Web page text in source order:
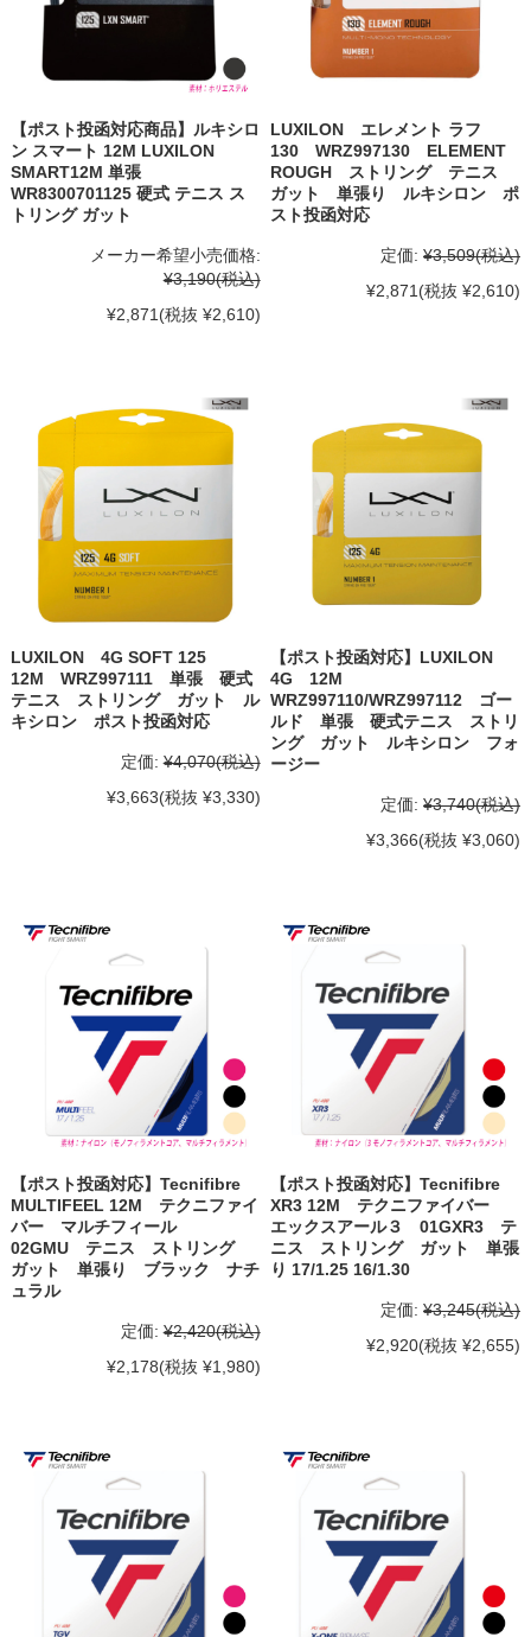
【ポスト投函対応商品】ルキシロ
ン スマート 12M LUXILON
SMART12M 単張
WR8300701125 硬式 テニス ス
トリング ガット
メーカー希望小売価格:
¥3,190(税込)
¥2,871 (税抜 ¥2,610)
LUXILON エレメント ラフ
130 WRZ997130 ELEMENT
ROUGH ストリング テニス
ガット 単張り ルキシロン ポ
スト投函対応
定価: ¥3,509(税込)
¥2,871 (税抜 ¥2,610)
LUXILON 4G SOFT 125
12M WRZ997111 単張 硬式
テニス ストリング ガット ル
キシロン ポスト投函対応
定価: ¥4,070(税込)
¥3,663(税抜 ¥3,330)
【ポスト投函対応】LUXILON
4G 12M
WRZ997110/WRZ997112 ゴー
ルド 単張 硬式テニス ストリ
ング ガット ルキシロン フォ
ージー
定価: ¥3,740(税込)
¥3,366(税抜 ¥3,060)
【ポスト投函対応】Tecnifibre
MULTIFEEL 12M テクニファイ
バー マルチフィール
02GMU テニス ストリング
ガット 単張り ブラック ナチ
ュラル
定価: ¥2,420(税込)
¥2,178(税抜 ¥1,980)
【ポスト投函対応】Tecnifibre
XR3 12M テクニファイバー
エックスアール３ 01GXR3 テ
ニス ストリング ガット 単張
り 17/1.25 16/1.30
定価: ¥3,245(税込)
¥2,920(税抜 ¥2,655)